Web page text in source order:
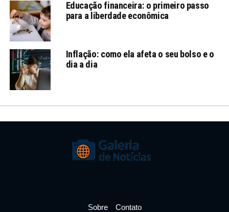
Educação financeira: o primeiro passo
para a liberdade econômica
Inflação: como ela afeta o seu bolso e o
dia a dia
Sobre Contato